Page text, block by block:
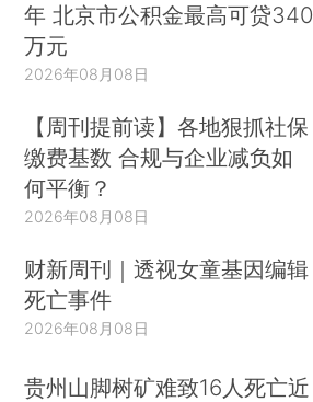
年 北京市公积金最高可贷340
万元
2026年08月08日
【周刊提前读】各地狠抓社保
缴费基数 合规与企业减负如
何平衡？
2026年08月08日
财新周刊｜透视女童基因编辑
死亡事件
2026年08月08日
贵州山脚树矿难致16人死亡近